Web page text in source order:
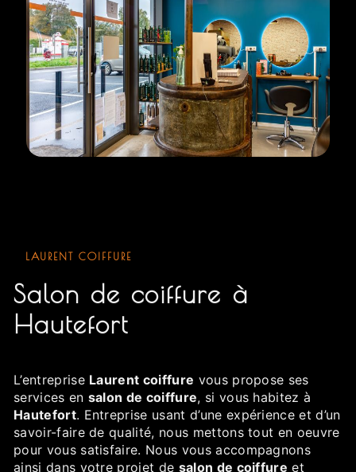
LAURENT COIFFURE
salon de coiffure à
Hautefort
L’entreprise Laurent coiffure vous propose ses
services en salon de coiffure, si vous habitez à
Hautefort. Entreprise usant d’une expérience et d’un
savoir-faire de qualité, nous mettons tout en oeuvre
pour vous satisfaire. Nous vous accompagnons
ainsi dans votre projet de salon de coiffure et